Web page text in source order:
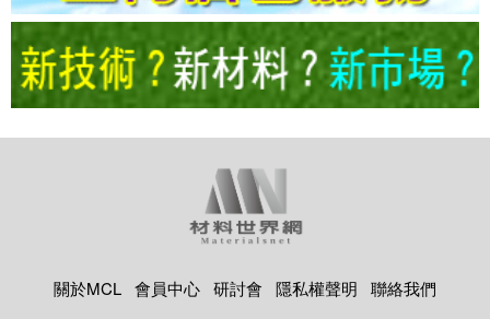
關於MCL 會員中心 研討會 隱私權聲明
聯絡我們